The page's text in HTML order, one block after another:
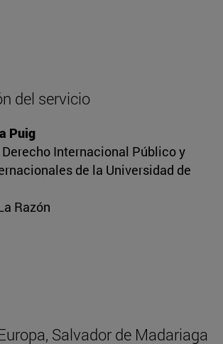
del servicio
Puig
Internacional Público y
de la Universidad de
Razón
Salvador de Madariaga